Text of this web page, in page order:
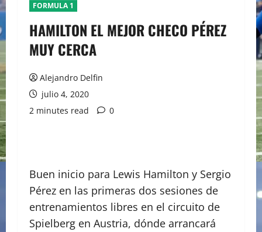
FORMULA 1
HAMILTON EL MEJOR CHECO PÉREZ
MUY CERCA
Alejandro Delfin
julio 4, 2020
2 minutes read
0
Buen inicio para Lewis Hamilton y Sergio
Pérez en las primeras dos sesiones de
entrenamientos libres en el circuito de
Spielberg en Austria, dónde arrancará